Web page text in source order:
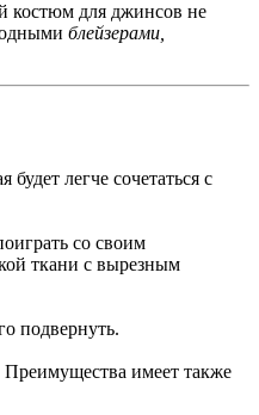
костюм для джинсов не
блейзерами,
легче сочетаться с
со своим
ткани с вырезным
подвернуть.
Преимущества имеет также